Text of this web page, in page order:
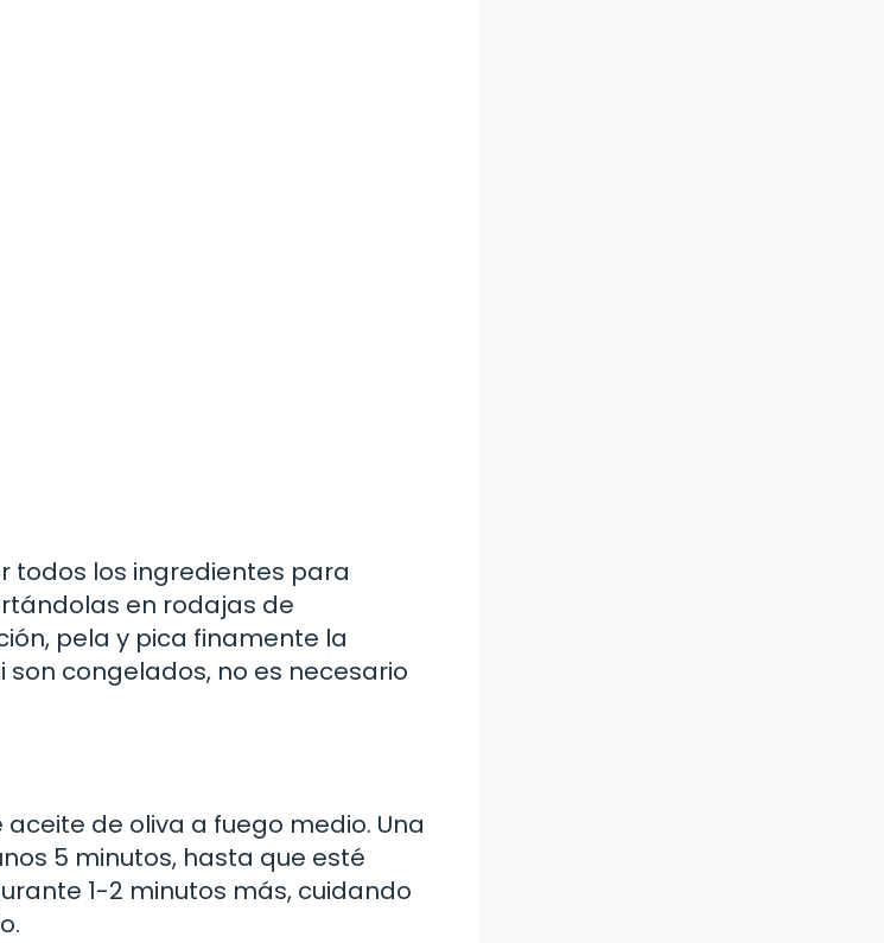
todos los ingredientes para
en rodajas de
pela y pica finamente la
son congelados, no es necesario
de oliva a fuego medio. Una
5 minutos, hasta que esté
1-2 minutos más, cuidando